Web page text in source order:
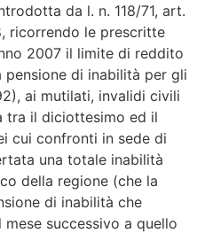
da l. n. 118/71, art.
ricorrendo le prescritte
2007 il limite di reddito
di inabilità per gli
ai mutilati, invalidi civili
tra il diciottesimo ed il
cui confronti in sede di
una totale inabilità
della regione (che la
di inabilità che
successivo a quello